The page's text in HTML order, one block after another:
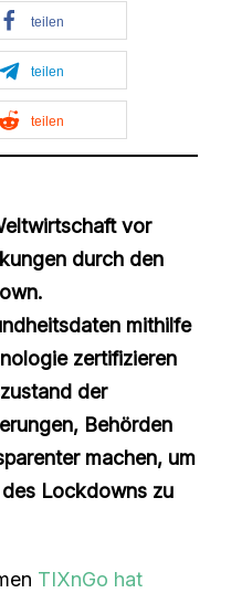
teilen
teilen
teilen
vor
durch den
mithilfe
zertifizieren
der
Behörden
machen, um
Lockdowns zu
TIXnGo hat